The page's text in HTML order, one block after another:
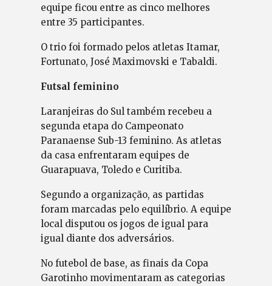
equipe ficou entre as cinco melhores
entre 35 participantes.
O trio foi formado pelos atletas Itamar,
Fortunato, José Maximovski e Tabaldi.
Futsal feminino
Laranjeiras do Sul também recebeu a
segunda etapa do Campeonato
Paranaense Sub-13 feminino. As atletas
da casa enfrentaram equipes de
Guarapuava, Toledo e Curitiba.
Segundo a organização, as partidas
foram marcadas pelo equilíbrio. A equipe
local disputou os jogos de igual para
igual diante dos adversários.
No futebol de base, as finais da Copa
Garotinho movimentaram as categorias